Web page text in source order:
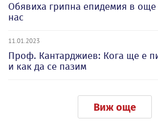
Обявиха грипна епидемия в още
нас
11.01.2023
Проф. Кантарджиев: Кога ще е
и как да се пазим
Виж още